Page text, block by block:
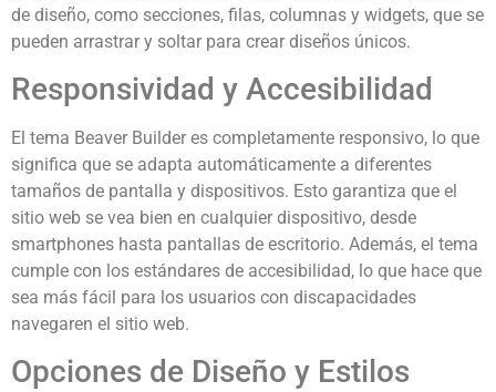
de diseño, como secciones, filas, columnas y widgets, que se
pueden arrastrar y soltar para crear diseños únicos.
Responsividad y Accesibilidad
El tema Beaver Builder es completamente responsivo, lo que
significa que se adapta automáticamente a diferentes
tamaños de pantalla y dispositivos. Esto garantiza que el
sitio web se vea bien en cualquier dispositivo, desde
smartphones hasta pantallas de escritorio. Además, el tema
cumple con los estándares de accesibilidad, lo que hace que
sea más fácil para los usuarios con discapacidades
navegaren el sitio web.
Opciones de Diseño y Estilos